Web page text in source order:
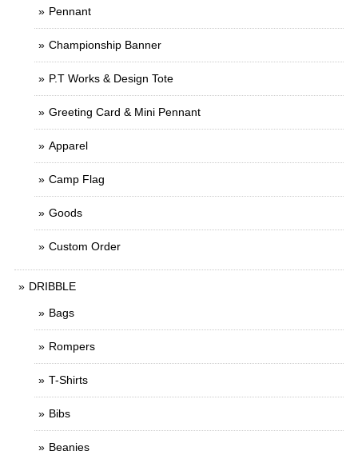
Pennant
Championship Banner
P.T Works & Design Tote
Greeting Card & Mini Pennant
Apparel
Camp Flag
Goods
Custom Order
DRIBBLE
Bags
Rompers
T-Shirts
Bibs
Beanies